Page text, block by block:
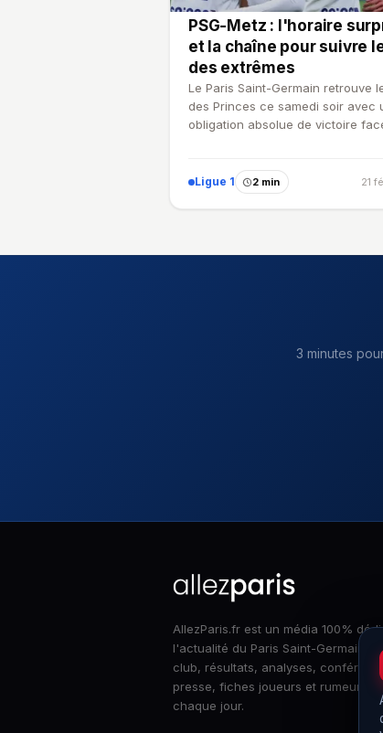
PSG-Metz : l'horaire
et la chaîne pour suivre
des extrêmes
Le Paris Saint-Germain retrouve
des Princes ce samedi soir avec
obligation absolue de victoire
Ligue 1 2 min 21
3 minutes
AllezParis.fr est un média 100%
l'actualité du Paris Saint-Germain :
club, résultats, analyses,
presse, fiches joueurs et rumeurs
chaque jour.